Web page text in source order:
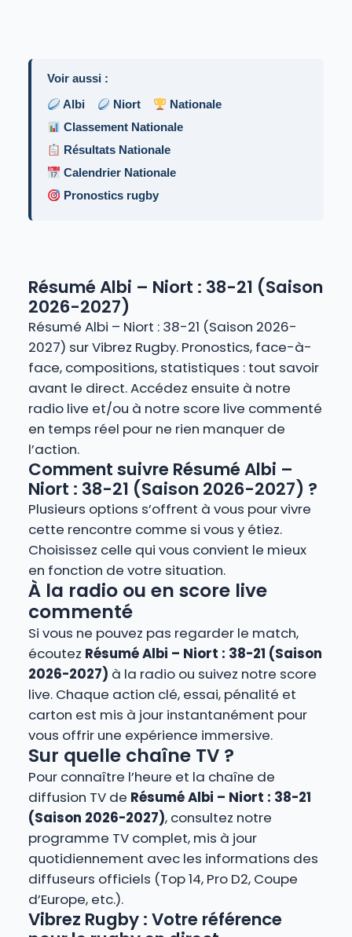
Voir aussi :
Albi Niort
Nationale
Classement Nationale
Résultats Nationale
Calendrier Nationale
Pronostics rugby
Résumé Albi – Niort : 38-21 (Saison
2026-2027)
Résumé Albi – Niort : 38-21 (Saison 2026-
2027) sur Vibrez Rugby. Pronostics, face-à-
face, compositions, statistiques : tout savoir
avant le direct. Accédez ensuite à notre
radio live et/ou à notre score live commenté
en temps réel pour ne rien manquer de
l’action.
Comment suivre Résumé Albi –
Niort : 38-21 (Saison 2026-2027) ?
Plusieurs options s’offrent à vous pour vivre
cette rencontre comme si vous y étiez.
Choisissez celle qui vous convient le mieux
en fonction de votre situation.
À la radio ou en score live
commenté
Si vous ne pouvez pas regarder le match,
écoutez Résumé Albi – Niort : 38-21 (Saison
2026-2027) à la radio ou suivez notre score
live. Chaque action clé, essai, pénalité et
carton est mis à jour instantanément pour
vous offrir une expérience immersive.
Sur quelle chaîne TV ?
Pour connaître l’heure et la chaîne de
diffusion TV de Résumé Albi – Niort : 38-21
(Saison 2026-2027), consultez notre
programme TV complet, mis à jour
quotidiennement avec les informations des
diffuseurs officiels (Top 14, Pro D2, Coupe
d’Europe, etc.).
Vibrez Rugby : Votre référence